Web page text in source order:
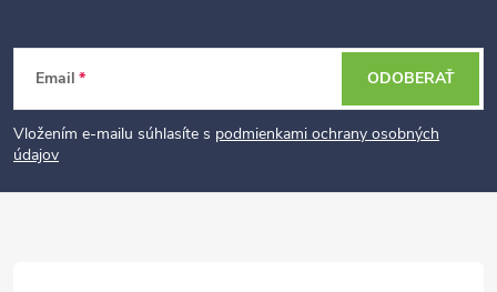
t
Email
Vložením e-mailu súhlasíte s podmienkami ochrany osobných
údajov
ODOBERAŤ